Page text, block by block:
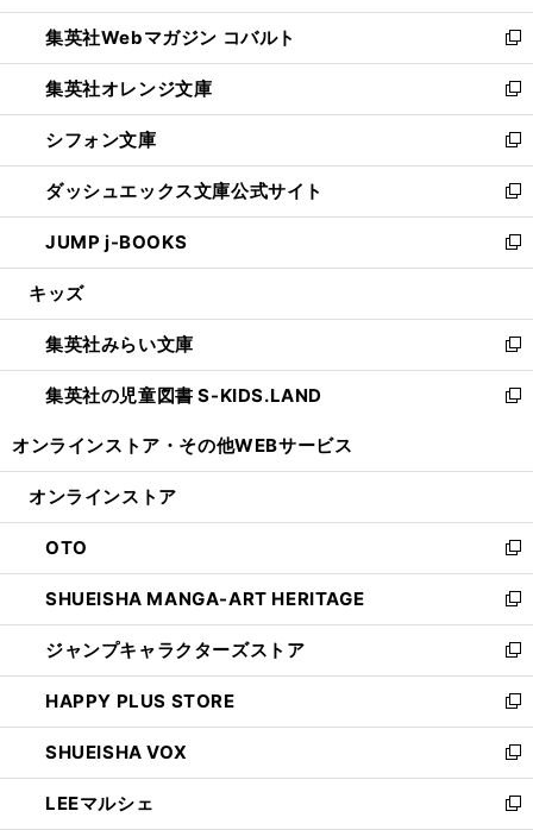
開
く
ウ
で
開
く
ン
ド
ウ
で
開
く
ウ
ィ
ン
ド
ウ
で
開
く
集英社Webマガジン コバルト
新
し
い
ウ
ィ
ン
ド
ウ
で
開
集英社オレンジ文庫
新
し
い
ウ
ィ
ン
ド
ウ
開
く
シフォン文庫
新
し
い
ウ
ィ
ン
ウ
で
開
く
ダッシュエックス文庫公式サイト
新
し
い
ウ
ン
ド
ウ
で
JUMP j-BOOKS
新
し
ウ
ィ
ン
ド
開
キッズ
集英社みらい文庫
新
し
い
ン
ウ
で
開
く
集英社の児童図書 S-KIDS.LAND
新
ウ
ン
ド
ウ
で
開
く
オンラインストア・ その他WEBサービス
オンラインストア
OTO
新
し
い
ウ
ィ
ン
ド
ウ
で
開
く
SHUEISHA MANGA-ART HERITAGE
新
し
い
ウ
ィ
ン
ド
ウ
で
ジャンプキャラクターズストア
新
し
い
ウ
ィ
ン
ド
HAPPY PLUS STORE
新
し
い
ウ
ィ
SHUEISHA VOX
新
し
い
LEEマルシェ
新